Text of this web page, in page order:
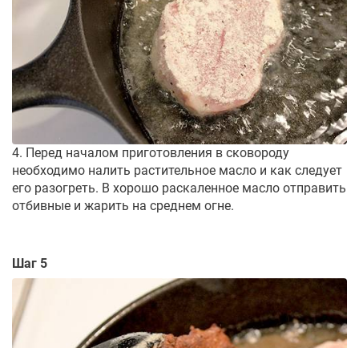
4. Перед началом приготовления в сковороду
необходимо налить растительное масло и как следует
его разогреть. В хорошо раскаленное масло отправить
отбивные и жарить на среднем огне.
Шаг 5